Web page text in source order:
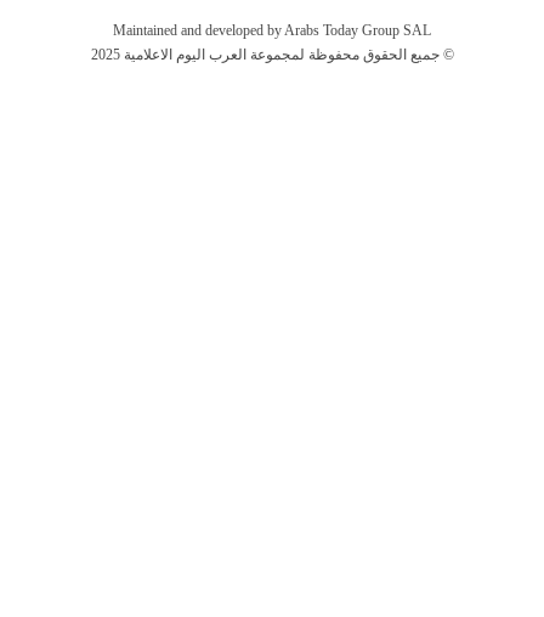
Maintained and developed by Arabs Today Group SAL
جميع الحقوق محفوظة لمجموعة العرب اليوم الاعلامية 2025 ©